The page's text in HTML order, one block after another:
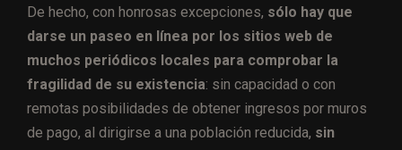
De hecho, con honrosas excepciones, sólo hay que
darse un paseo en línea por los sitios web de
muchos periódicos locales para comprobar la
fragilidad de su existencia: sin capacidad o con
remotas posibilidades de obtener ingresos por muros
de pago, al dirigirse a una población reducida, sin